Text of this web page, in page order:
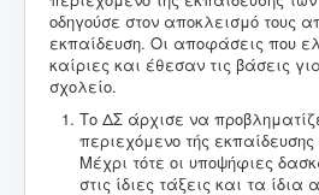
οδηγούσε στον αποκλεισμό τους
εκπαίδευση. Οι αποφάσεις που
καίριες και έθεσαν τις βάσεις
σχολείο.
Το ΔΣ άρχισε να
περιεχόμενο τής
Μέχρι τότε οι υποψήφιες
στις ίδιες τάξεις και τα ίδια